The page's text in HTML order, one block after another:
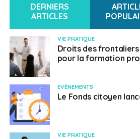
DERNIERS
ARTICLES
VIE PRATIQUE
Droits des
pour la formation
EVÈNEMENTS
Le Fonds citoyen
VIE PRATIQUE